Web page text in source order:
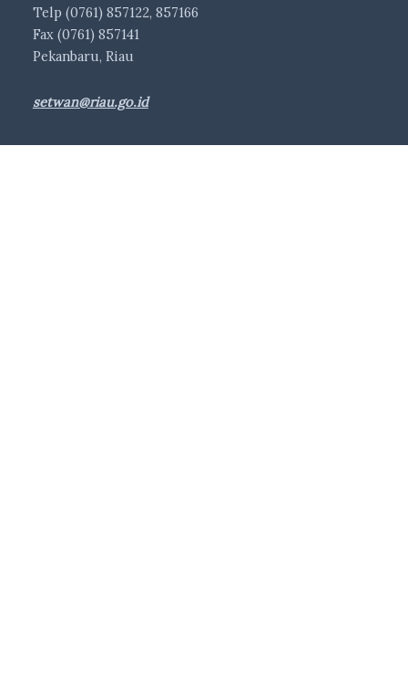
Telp (0761) 857122, 857166
Fax (0761) 857141
Pekanbaru, Riau
setwan@riau.go.id